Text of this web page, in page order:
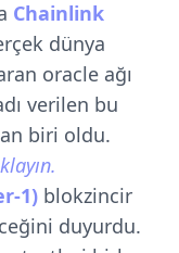
Chainlink
dünya
oracle ağı
verilen bu
biri oldu.
1) blokzincir
duyurdu.